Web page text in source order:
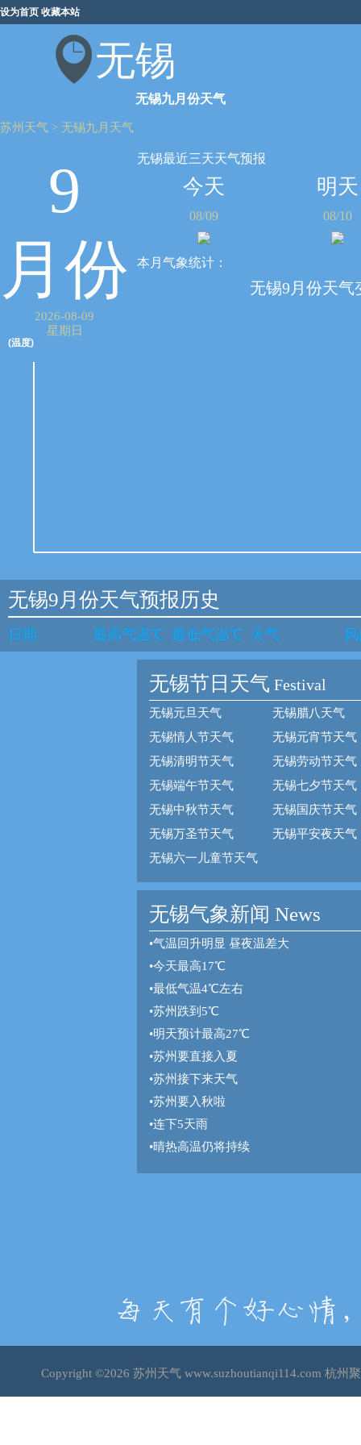
设为首页 收藏本站
无锡
无锡九月份天气
苏州天气 > 无锡九月天气
9
月份
2026-08-09
星期日
无锡最近三天天气预报
今天
08/09
明天
08/10
本月气象统计：
无锡9月份天气
(温度)
无锡9月份天气预报历史
日期 最高气温℃ 最低气温℃ 天气
无锡节日天气 Festival
无锡元旦天气
无锡腊八天气
无锡情人节天气
无锡元宵节天气
无锡清明节天气
无锡劳动节天气
无锡端午节天气
无锡七夕节天气
无锡中秋节天气
无锡国庆节天气
无锡万圣节天气
无锡平安夜天气
无锡六一儿童节天气
无锡气象新闻 News
•气温回升明显 昼夜温差大
•今天最高17℃
•最低气温4℃左右
•苏州跌到5℃
•明天预计最高27℃
•苏州要直接入夏
•苏州接下来天气
•苏州要入秋啦
•连下5天雨
•晴热高温仍将持续
Copyright ©2026 苏州天气www.suzhoutianqi114.com 杭州